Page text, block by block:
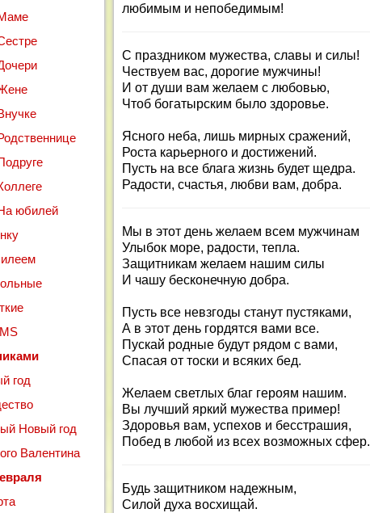
юбилей
год
Новый год
Валентина
любимым и непобедимым!
С праздником мужества, славы и силы!
Чествуем вас, дорогие мужчины!
И от души вам желаем с любовью,
Чтоб богатырским было здоровье.
Ясного неба, лишь мирных сражений,
Роста карьерного и достижений.
Пусть на все блага жизнь будет щедра.
Радости, счастья, любви вам, добра.
Мы в этот день желаем всем мужчинам
Улыбок море, радости, тепла.
Защитникам желаем нашим силы
И чашу бесконечную добра.
Пусть все невзгоды станут пустяками,
А в этот день гордятся вами все.
Пускай родные будут рядом с вами,
Спасая от тоски и всяких бед.
Желаем светлых благ героям нашим.
Вы лучший яркий мужества пример!
Здоровья вам, успехов и бесстрашия,
Побед в любой из всех возможных сфер.
Будь защитником надежным,
Силой духа восхищай.